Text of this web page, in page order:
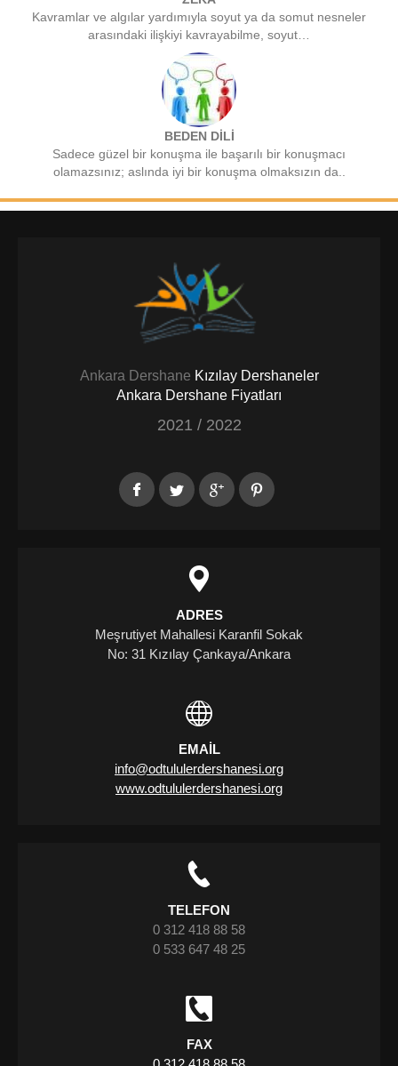
Kavramlar ve algılar yardımıyla soyut ya da somut nesneler
arasındaki ilişkiyi kavrayabilme, soyut…
BEDEN DİLİ
Sadece güzel bir konuşma ile başarılı bir konuşmacı
olamazsınız; aslında iyi bir konuşma olmaksızın da..
Ankara Dershane Kızılay Dershaneler
Ankara Dershane Fiyatları
2021 / 2022
ADRES
Meşrutiyet Mahallesi Karanfil Sokak
No: 31 Kızılay Çankaya/Ankara
EMAIL
info@odtululerdershanesi.org
www.odtululerdershanesi.org
TELEFON
0 312 418 88 58
0 533 647 48 25
FAX